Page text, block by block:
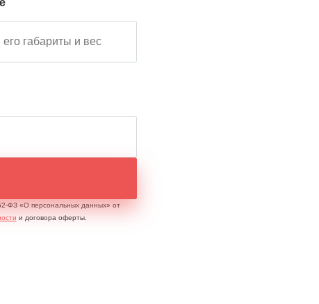
ФЗ «О персональных данных» от
и договора оферты.